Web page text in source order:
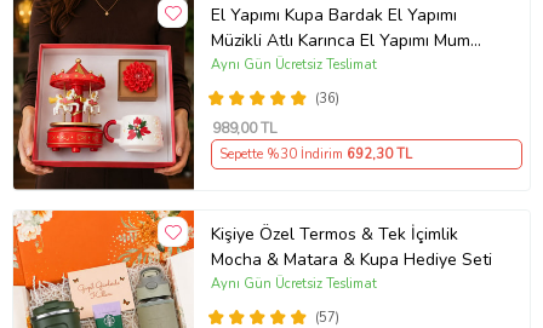
El Yapımı Kupa Bardak El Yapımı
Müzikli Atlı Karınca El Yapımı Mum
AYN34
(36)
Aynı Gün Ücretsiz Teslimat
989,00 TL
Sepette %30 İndirim 692,30 TL
Kişiye Özel Termos & Tek İçimlik
Mocha & Matara & Kupa Hediye Seti
(57)
Aynı Gün Ücretsiz Teslimat